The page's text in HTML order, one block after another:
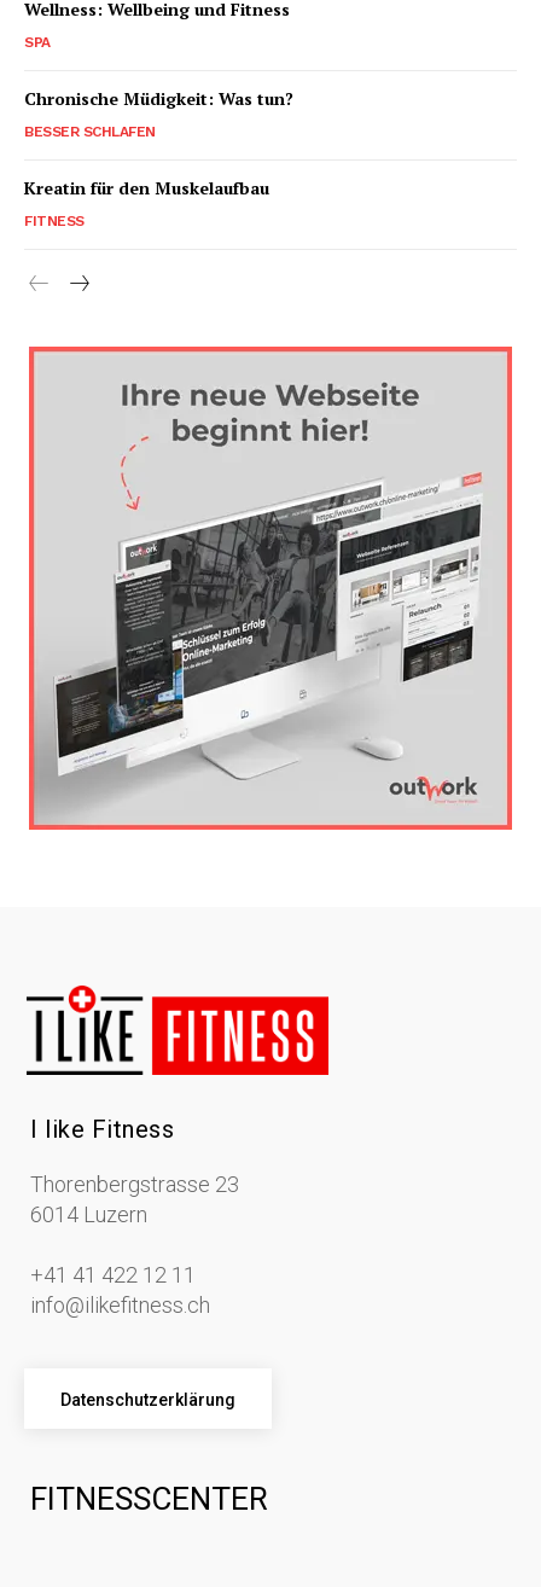
Wellness: Wellbeing und Fitness
SPA
Chronische Müdigkeit: Was tun?
BESSER SCHLAFEN
Kreatin für den Muskelaufbau
FITNESS
I like Fitness
Thorenbergstrasse 23
6014 Luzern
+41 41 422 12 11
info@ilikefitness.ch
Datenschutzerklärung
FITNESSCENTER